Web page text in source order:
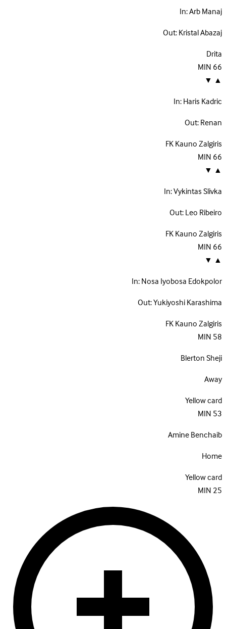
In:Arb Manaj
Out:Kristal Abazaj
Drita
66
MIN
▲
▼
In:Haris Kadric
Out:Renan
FK Kauno Zalgiris
66
MIN
▲
▼
In:Vykintas Slivka
Out:Leo Ribeiro
FK Kauno Zalgiris
66
MIN
▲
▼
In:Nosa Iyobosa Edokpolor
Out:Yukiyoshi Karashima
FK Kauno Zalgiris
58
MIN
Blerton Sheji
Away
Yellow card
53
MIN
Amine Benchaib
Home
Yellow card
25
MIN